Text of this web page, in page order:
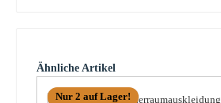
Produktgalerie überspringen
Ähnliche Artikel
Nur 2 auf Lager!